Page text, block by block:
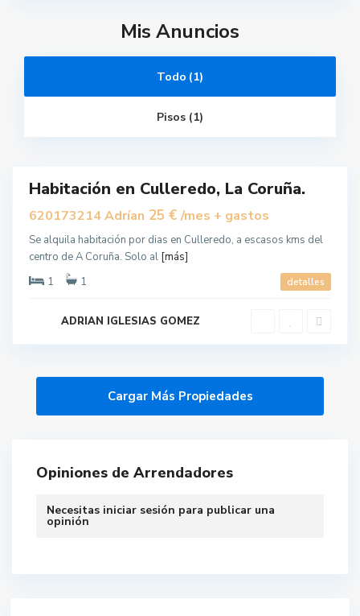
Mis Anuncios
Todo (1)
Pisos (1)
,
Habitación en Culleredo, La Coruña.
620173214 Adrían 25 € /mes + gastos
Se alquila habitación por dias en Culleredo, a escasos kms del
centro de A Coruña. Solo al [más]
1
1 detalles
ADRIAN IGLESIAS GOMEZ
Opiniones de Arrendadores
Necesitas iniciar sesión para publicar una
opinión